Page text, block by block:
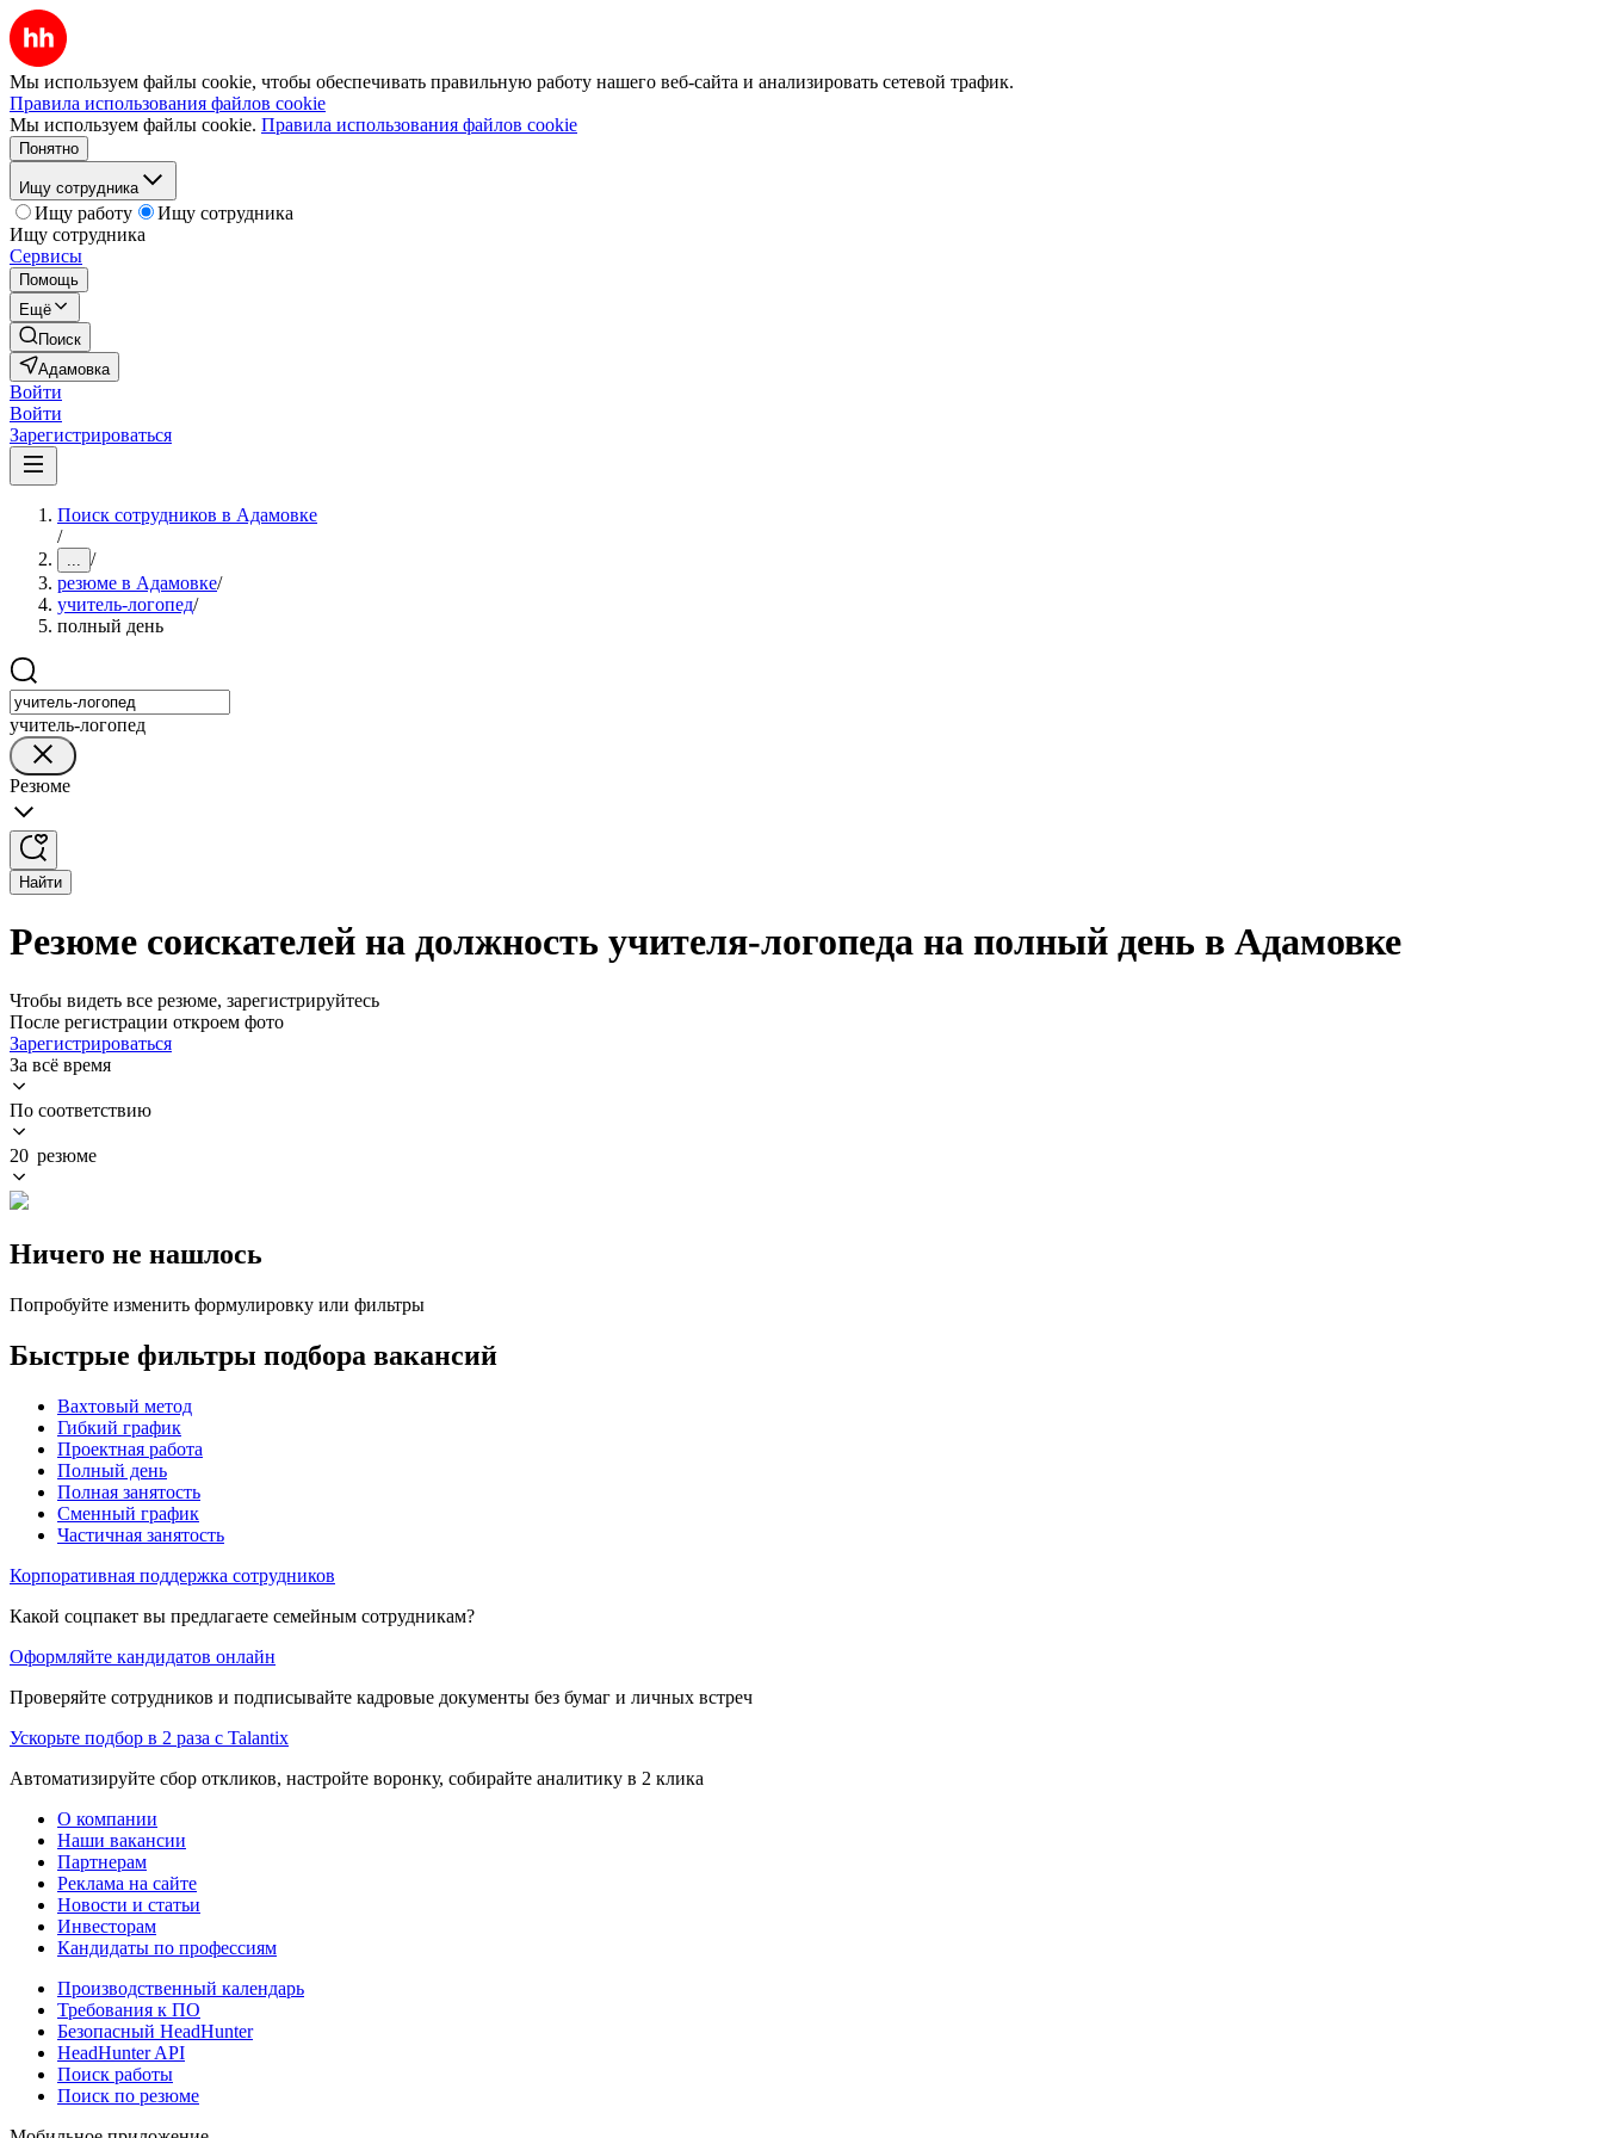
Мы используем файлы cookie, чтобы обеспечивать правильную работу нашего веб-сайта и анализировать сетевой трафик.
Правила использования файлов cookie
Мы используем файлы cookie. Правила использования файлов cookie
Понятно
Ищу сотрудника
Ищу работу
Ищу сотрудника
Ищу сотрудника
Сервисы
Помощь
Ещё
Поиск
Адамовка
Войти
Войти
Зарегистрироваться
Поиск сотрудников в Адамовке
/
... /
резюме в Адамовке/
учитель-логопед/
полный день
учитель-логопед
Резюме
Найти
Резюме соискателей на должность учителя-логопеда на полный день в Адамовке
Чтобы видеть все резюме, зарегистрируйтесь
После регистрации откроем фото
Зарегистрироваться
За всё время
По соответствию
20 резюме
Ничего не нашлось
Попробуйте изменить формулировку или фильтры
Быстрые фильтры подбора вакансий
Вахтовый метод
Гибкий график
Проектная работа
Полный день
Полная занятость
Сменный график
Частичная занятость
Корпоративная поддержка сотрудников
Какой соцпакет вы предлагаете семейным сотрудникам?
Оформляйте кандидатов онлайн
Проверяйте сотрудников и подписывайте кадровые документы без бумаг и личных встреч
Ускорьте подбор в 2 раза с Talantix
Автоматизируйте сбор откликов, настройте воронку, собирайте аналитику в 2 клика
О компании
Наши вакансии
Партнерам
Реклама на сайте
Новости и статьи
Инвесторам
Кандидаты по профессиям
Производственный календарь
Требования к ПО
Безопасный HeadHunter
HeadHunter API
Поиск работы
Поиск по резюме